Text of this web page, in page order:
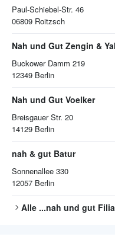
Paul-Schiebel-Str. 46
06809 Roitzsch
Nah und Gut Zengin &
Buckower Damm 219
12349 Berlin
Nah und Gut Voelker
Breisgauer Str. 20
14129 Berlin
nah & gut Batur
Sonnenallee 330
12057 Berlin
Alle ...nah und gut